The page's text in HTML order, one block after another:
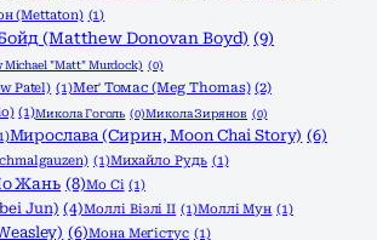
(Mettaton) (1)
(Matthew Donovan Boyd) (9)
"Matt" Murdock) (0)
Patel) (1)Меґ Томас (Meg Thomas) (2)
(1)Микола Гоголь (0)Микола Зирянов (0)
Мирослава (Сирин, Moon Chai Story) (6)
(1)Михайло Рудь (1)
Жань (8)Мо Сі (1)
Jun) (4)Моллі Візлі ІІ (1)Моллі Мун (1)
(6)Мона Меґістус (1)